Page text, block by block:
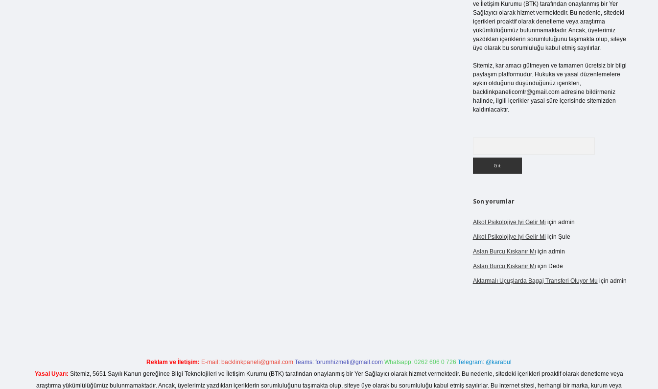
ve İletişim Kurumu (BTK) tarafından onaylanmış bir Yer
Sağlayıcı olarak hizmet vermektedir. Bu nedenle, sitedeki
içerikleri proaktif olarak denetleme veya araştırma
yükümlülüğümüz bulunmamaktadır. Ancak, üyelerimiz
yazdıkları içeriklerin sorumluluğunu taşımakta olup, siteye
üye olarak bu sorumluluğu kabul etmiş sayılırlar.
Sitemiz, kar amacı gütmeyen ve tamamen ücretsiz bir bilgi
paylaşım platformudur. Hukuka ve yasal düzenlemelere
aykırı olduğunu düşündüğünüz içerikleri,
backlinkpanelicomtr@gmail.comadresine bildirmeniz
halinde, ilgili içerikler yasal süre içerisinde sitemizden
kaldırılacaktır.
Son yorumlar
Alkol Psikolojiye Iyi Gelir Mi için admin
Alkol Psikolojiye Iyi Gelir Mi için Şule
Aslan Burcu Kıskanır Mıiçin admin
Aslan Burcu Kıskanır Mıiçin Dede
Aktarmalı Uçuşlarda Bagaj Transferi Oluyor Mu için admin
Reklam ve İletişim: E-mail: backlinkpaneli@gmail.com Teams: forumhizmeti@gmail.com Whatsapp: 0262 606 0 726 Telegram: @karabul
Yasal Uyarı: Sitemiz, 5651 Sayılı Kanun gereğince Bilgi Teknolojileri ve İletişim Kurumu (BTK) tarafından onaylanmış bir Yer Sağlayıcı olarak hizmet vermektedir. Bu nedenle, sitedeki içerikleri proaktif olarak denetleme veya
araştırma yükümlülüğümüz bulunmamaktadır. Ancak, üyelerimiz yazdıkları içeriklerin sorumluluğunu taşımakta olup, siteye üye olarak bu sorumluluğu kabul etmiş sayılırlar. Bu internet sitesi, herhangi bir marka, kurum veya